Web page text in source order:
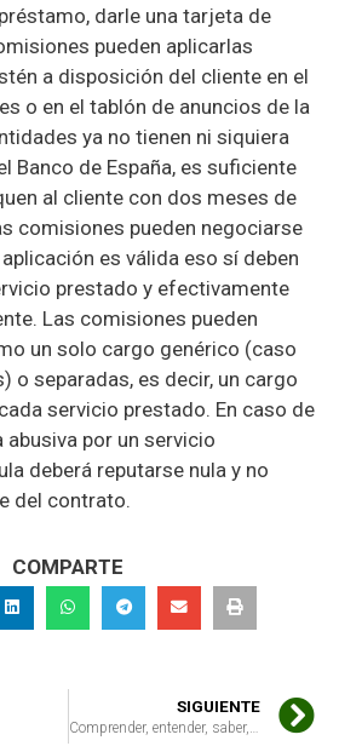
darle una tarjeta de
pueden aplicarlas
a disposición del cliente en el
o en el tablón de anuncios de la
ya no tienen ni siquiera
Banco de España, es suficiente
al cliente con dos meses de
comisiones pueden negociarse
es válida eso sí deben
prestado y efectivamente
Las comisiones pueden
un solo cargo genérico (caso
o separadas, es decir, un cargo
servicio prestado. En caso de
por un servicio
deberá reputarse nula y no
del contrato.
COMPARTE
SIGUIENTE